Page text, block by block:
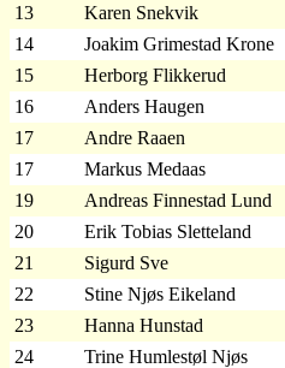
13
Karen Snekvik
14
Joakim Grimestad Krone
15
Herborg Flikkerud
16
Anders Haugen
17
Andre Raaen
17
Markus Medaas
19
Andreas Finnestad Lund
20
Erik Tobias Sletteland
21
Sigurd Sve
22
Stine Njøs Eikeland
23
Hanna Hunstad
24
Trine Humlestøl Njøs